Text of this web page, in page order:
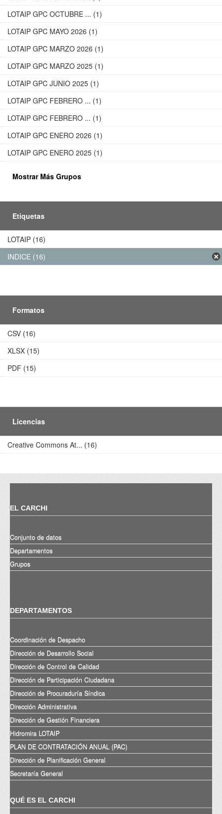
LOTAIP GPC OCTUBRE ... (1)
LOTAIP GPC MAYO 2026 (1)
LOTAIP GPC MARZO 2026 (1)
LOTAIP GPC MARZO 2025 (1)
LOTAIP GPC JUNIO 2025 (1)
LOTAIP GPC FEBRERO ... (1)
LOTAIP GPC FEBRERO ... (1)
LOTAIP GPC ENERO 2026 (1)
LOTAIP GPC ENERO 2025 (1)
Mostrar Más Grupos
Etiquetas
LOTAIP (16)
INDICE (16)
Formatos
CSV (16)
XLSX (15)
PDF (15)
Licencias
Creative Commons At... (16)
EL CARCHI
Conjunto de datos
Departamentos
Grupos
DEPARTAMENTOS
Coordinación de Despacho
Dirección de Desarrollo Social
Dirección de Control de Calidad
Dirección de Participación Ciudadana
Dirección de Procuraduría Síndica
Dirección Administrativa
Dirección de Gestión Financiera
Hidromira LOTAIP
PLAN DE CONTRATACIÓN ANUAL (PAC)
Dirección de Planificación General
Secretaría General
QUÉ ES EL CARCHI